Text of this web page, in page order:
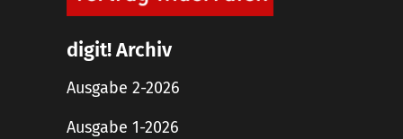
digit! Archiv
Ausgabe 2-2026
Ausgabe 1-2026